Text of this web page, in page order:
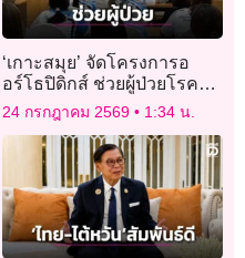
‘เกาะสมุย’ จัดโครงการอ
อร์โธปิดิกส์ ช่วยผู้ป่วยโรค
กระดูกและข้อ
24 กรกฎาคม 2569 1:34 น.